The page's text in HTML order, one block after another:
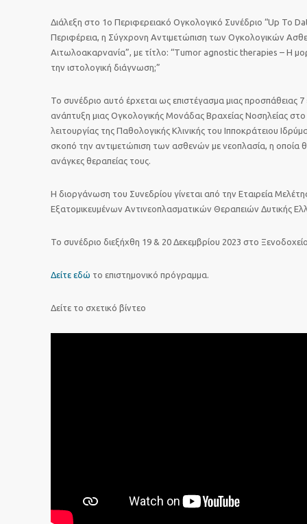
Διάλεξη στο 1ο Περιφερειακό Ογκολογικό Συνέδριο “Up To
Περιφέρεια, η Σύγχρονη Αντιμετώπιση των Ογκολογικών
Αιτωλοακαρνανία”, με τίτλο: “Tumor agnostic therapies – Η
την ιστολογική διάγνωση;”
Το συνέδριο αυτό έρχεται ως επιστέγασμα μιας προσπάθειας
ανάπτυξη μιας Ογκολογικής Μονάδας Βραχείας Νοσηλείας στο
λειτουργίας της Παθολογικής Κλινικής του Ιπποκράτειου
σκοπό την αντιμετώπιση των ασθενών με νεοπλασία, η οποία
ανάγκες θεραπείας τους.
Η διοργάνωση του Συνεδρίου γίνεται από την Εταιρεία
Εξατομικευμένων Αντινεοπλασματικών Θεραπειών Δυτικής
Το συνέδριο διεξήχθη 19 & 20 Δεκεμβρίου 2023 στο
Δείτε εδώ το επιστημονικό πρόγραμμα.
Δείτε το σχετικό βίντεο